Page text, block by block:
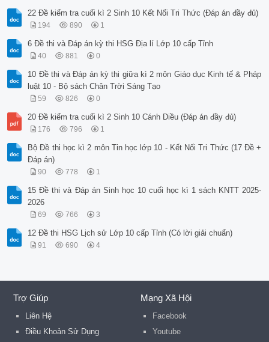
22 Đề kiểm tra cuối kì 2 Sinh 10 Kết Nối Tri Thức (Đáp án đầy đủ)
194 890 1
6 Đề thi và Đáp án kỳ thi HSG Địa lí Lớp 10 cấp Tỉnh
40 881 0
10 Đề thi và Đáp án kỳ thi giữa kì 2 môn Giáo dục Kinh tế & Pháp
luật 10 - Bộ sách Chân Trời Sáng Tạo
59 826 0
20 Đề kiểm tra cuối kì 2 Sinh 10 Cánh Diều (Đáp án đầy đủ)
176 796 1
Bộ Đề thi học kì 2 môn Tin học lớp 10 - Kết Nối Tri Thức (17 Đề +
Đáp án)
90 778 1
15 Đề thi và Đáp án Sinh học 10 cuối học kì 1 sách KNTT 2025-
2026
69 766 3
12 Đề thi HSG Lịch sử Lớp 10 cấp Tỉnh (Có lời giải chuẩn)
91 690 4
Trợ Giúp
Liên Hệ
Điều Khoản Sử Dụng
Mạng Xã Hội
Facebook
Youtube